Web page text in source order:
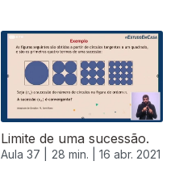
Limite de uma sucessão.
Aula 37 | 28 min. | 16 abr. 2021